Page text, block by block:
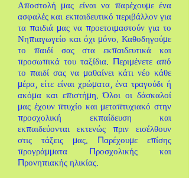
Αποστολή μας είναι να παρέχουμε ένα
ασφαλές και εκπαιδευτικό περιβάλλον για
τα παιδιά μας να προετοιμαστούν για το
Νηπιαγωγείο και όχι μόνο. Καθοδηγούμε
το παιδί σας στα εκπαιδευτικά και
προσωπικά του ταξίδια. Περιμένετε από
το παιδί σας να μαθαίνει κάτι νέο κάθε
μέρα, είτε είναι χρώματα, ένα τραγούδι ή
ακόμα και επιστήμη. Όλοι οι δάσκαλοί
μας έχουν πτυχίο και μεταπτυχιακό στην
προσχολική εκπαίδευση και
εκπαιδεύονται εκτενώς πριν εισέλθουν
στις τάξεις μας. Παρέχουμε επίσης
προγράμματα Προσχολικής και
Προνηπιακής ηλικίας.